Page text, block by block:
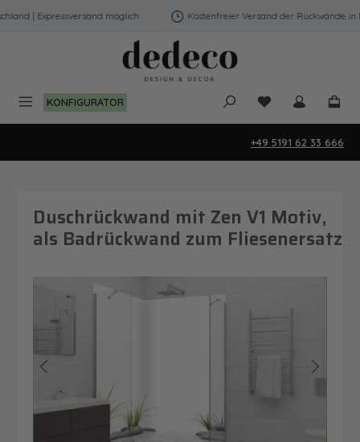
Zum Hauptinhalt springen
| Expressversand möglich Kostenfreier Versand der Rückwände in
KONFIGURATOR Du hast 0
+49 5191 62 33 666
Duschrückwand mit Zen V1 Motiv,
als Badrückwand zum Fliesenersatz